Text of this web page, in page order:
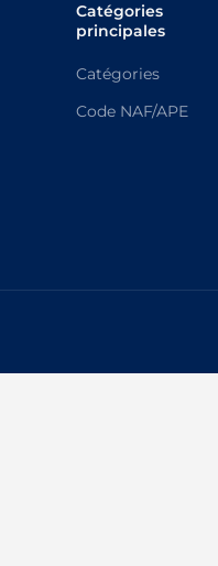
Catégories
principales
Catégories
Code NAF/APE